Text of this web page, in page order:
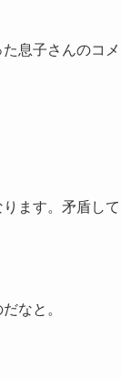
息子さんのコメ
ます。矛盾して
なと。